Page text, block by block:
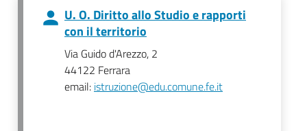
U. O. Diritto allo Studio e rapporti
con il territorio
Via Guido d'Arezzo, 2
44122 Ferrara
email: istruzione@edu.comune.fe.it